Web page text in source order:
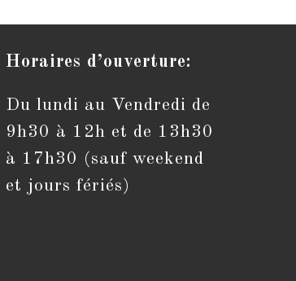
Horaires d’ouverture:
Du lundi au Vendredi de
9h30 à 12h et de 13h30
à 17h30 (sauf weekend
et jours fériés)